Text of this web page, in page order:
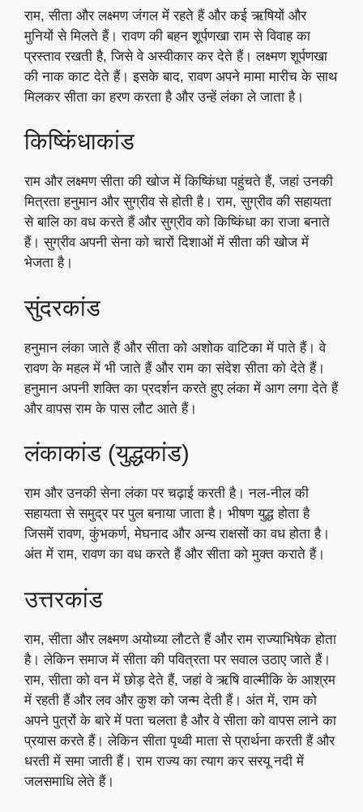
राम, सीता और लक्ष्मण जंगल में रहते हैं और कई ऋषियों और
मुनियों से मिलते हैं। रावण की बहन शूर्पणखा राम से विवाह का
प्रस्ताव रखती है, जिसे वे अस्वीकार कर देते हैं। लक्ष्मण शूर्पणखा
की नाक काट देते हैं। इसके बाद, रावण अपने मामा मारीच के साथ
मिलकर सीता का हरण करता है और उन्हें लंका ले जाता है।
किष्किंधाकांड
राम और लक्ष्मण सीता की खोज में किष्किंधा पहुंचते हैं, जहां उनकी
मित्रता हनुमान और सुग्रीव से होती है। राम, सुग्रीव की सहायता
से बालि का वध करते हैं और सुग्रीव को किष्किंधा का राजा बनाते
हैं। सुग्रीव अपनी सेना को चारों दिशाओं में सीता की खोज में
भेजता है।
सुंदरकांड
हनुमान लंका जाते हैं और सीता को अशोक वाटिका में पाते हैं। वे
रावण के महल में भी जाते हैं और राम का संदेश सीता को देते हैं।
हनुमान अपनी शक्ति का प्रदर्शन करते हुए लंका में आग लगा देते हैं
और वापस राम के पास लौट आते हैं।
लंकाकांड (युद्धकांड)
राम और उनकी सेना लंका पर चढ़ाई करती है। नल-नील की
सहायता से समुद्र पर पुल बनाया जाता है। भीषण युद्ध होता है
जिसमें रावण, कुंभकर्ण, मेघनाद और अन्य राक्षसों का वध होता है।
अंत में राम, रावण का वध करते हैं और सीता को मुक्त कराते हैं।
उत्तरकांड
राम, सीता और लक्ष्मण अयोध्या लौटते हैं और राम राज्याभिषेक होता
है। लेकिन समाज में सीता की पवित्रता पर सवाल उठाए जाते हैं।
राम, सीता को वन में छोड़ देते हैं, जहां वे ऋषि वाल्मीकि के आश्रम
में रहती हैं और लव और कुश को जन्म देती हैं। अंत में, राम को
अपने पुत्रों के बारे में पता चलता है और वे सीता को वापस लाने का
प्रयास करते हैं। लेकिन सीता पृथ्वी माता से प्रार्थना करती हैं और
धरती में समा जाती हैं। राम राज्य का त्याग कर सरयू नदी में
जलसमाधि लेते हैं।